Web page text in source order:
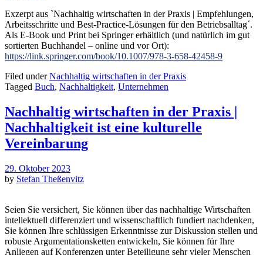
Exzerpt aus `Nachhaltig wirtschaften in der Praxis | Empfehlungen,
Arbeitsschritte und Best-Practice-Lösungen für den Betriebsalltag´.
Als E-Book und Print bei Springer erhältlich (und natürlich im gut
sortierten Buchhandel – online und vor Ort):
https://link.springer.com/book/10.1007/978-3-658-42458-9
Filed underNachhaltig wirtschaften in der Praxis
Tagged Buch, Nachhaltigkeit, Unternehmen
Nachhaltig wirtschaften in der Praxis |
Nachhaltigkeit ist eine kulturelle
Vereinbarung
29. Oktober 2023
by Stefan Theßenvitz
Seien Sie versichert, Sie können über das nachhaltige Wirtschaften
intellektuell differenziert und wissenschaftlich fundiert nachdenken,
Sie können Ihre schlüssigen Erkenntnisse zur Diskussion stellen und
robuste Argumentationsketten entwickeln, Sie können für Ihre
Anliegen auf Konferenzen unter Beteiligung sehr vieler Menschen